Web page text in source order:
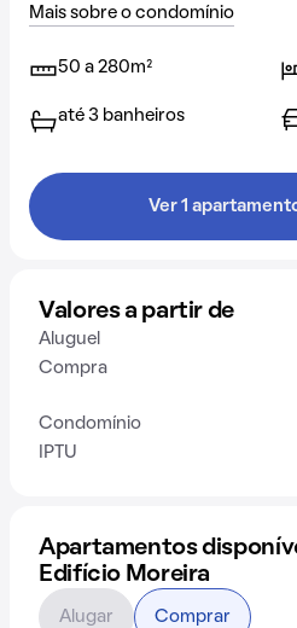
Mais sobre o condomínio
50 a 280m²
até 3 banheiros
Ver 1
Valores a partir de
Aluguel
Compra
Condomínio
IPTU
Apartamentos
Edifício Moreira
Alugar Comprar